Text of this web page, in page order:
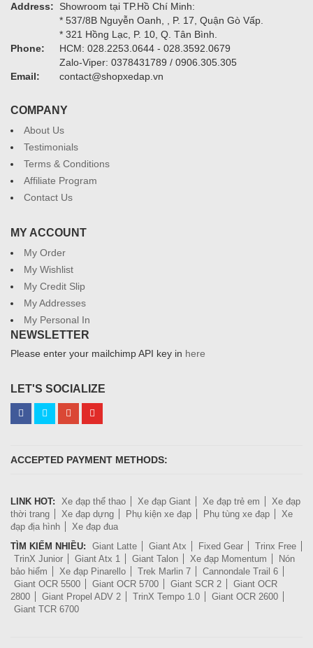
Address:
Showroom tại TP.Hồ Chí Minh:
* 537/8B Nguyễn Oanh, , P. 17, Quận Gò Vấp.
* 321 Hồng Lạc, P. 10, Q. Tân Bình.
Phone:
HCM: 028.2253.0644 - 028.3592.0679
Zalo-Viper: 0378431789 / 0906.305.305
Email:
contact@shopxedap.vn
COMPANY
About Us
Testimonials
Terms & Conditions
Affiliate Program
Contact Us
MY ACCOUNT
My Order
My Wishlist
My Credit Slip
My Addresses
My Personal In
NEWSLETTER
Please enter your mailchimp API key in here
LET'S SOCIALIZE
ACCEPTED PAYMENT METHODS:
LINK HOT: Xe đạp thể thao Xe đạp Giant Xe đạp trẻ em
Xe đạp
thời trang
Xe đạp dựng Phụ kiện xe đạp Phụ tùng xe đạp
Xe
đạp địa hình
Xe đạp đua
TÌM KIẾM NHIỀU:
Giant Latte Giant Atx Fixed Gear
Trinx Free
TrinX Junior
Giant Atx 1 Giant Talon Xe đạp Momentum
Nón
bảo hiểm
Xe đạp Pinarello Trek Marlin 7
Cannondale Trail 6
Giant OCR 5500
Giant OCR 5700 Giant SCR 2
Giant OCR
2800
Giant Propel ADV 2 TrinX Tempo 1.0
Giant OCR 2600
Giant TCR 6700